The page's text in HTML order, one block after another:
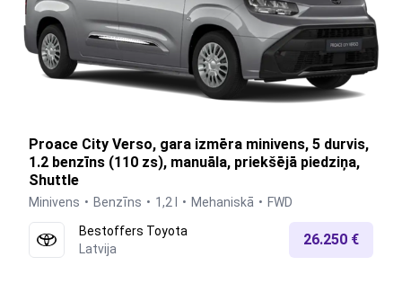
Proace City Verso, gara izmēra minivens, 5 durvis,
1.2 benzīns (110 zs), manuāla, priekšējā piedziņa,
Shuttle
Minivens Benzīns 1,2 l Mehaniskā
FWD
Bestoffers Toyota
Latvija
26.250 €